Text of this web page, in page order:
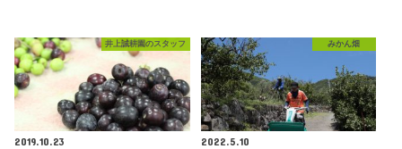
井上誠耕園のスタッフ
2019.10.23
みかん畑
2022.5.10